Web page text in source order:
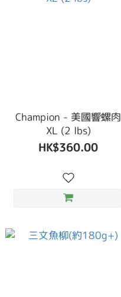
Champion - 美國響螺肉
XL (2 lbs)
HK$360.00